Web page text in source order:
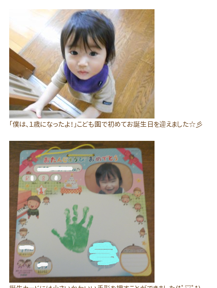
「僕は、１歳になったよ！」こども園で初めてお誕生日を迎えました☆彡